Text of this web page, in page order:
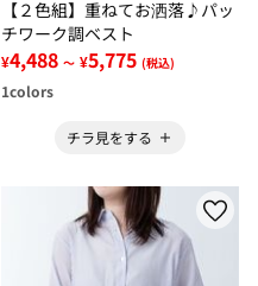
【２色組】重ねてお洒落♪パッ
チワーク調ベスト
¥4,488 ～ ¥5,775 (税込)
1colors
チラ見をする